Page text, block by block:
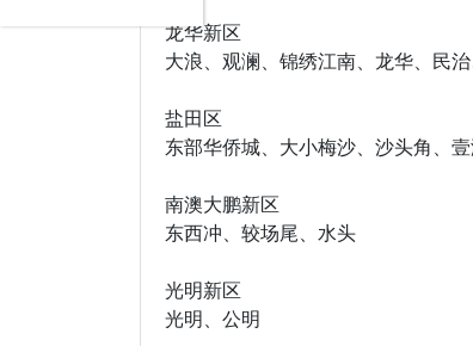
龙华新区
大浪、观澜、锦绣江南、龙华、民
盐田区
东部华侨城、大小梅沙、沙头角、
南澳大鹏新区
东西冲、较场尾、水头
光明新区
光明、公明